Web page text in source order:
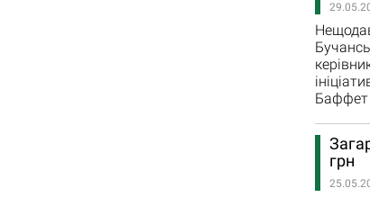
Баффет
грн